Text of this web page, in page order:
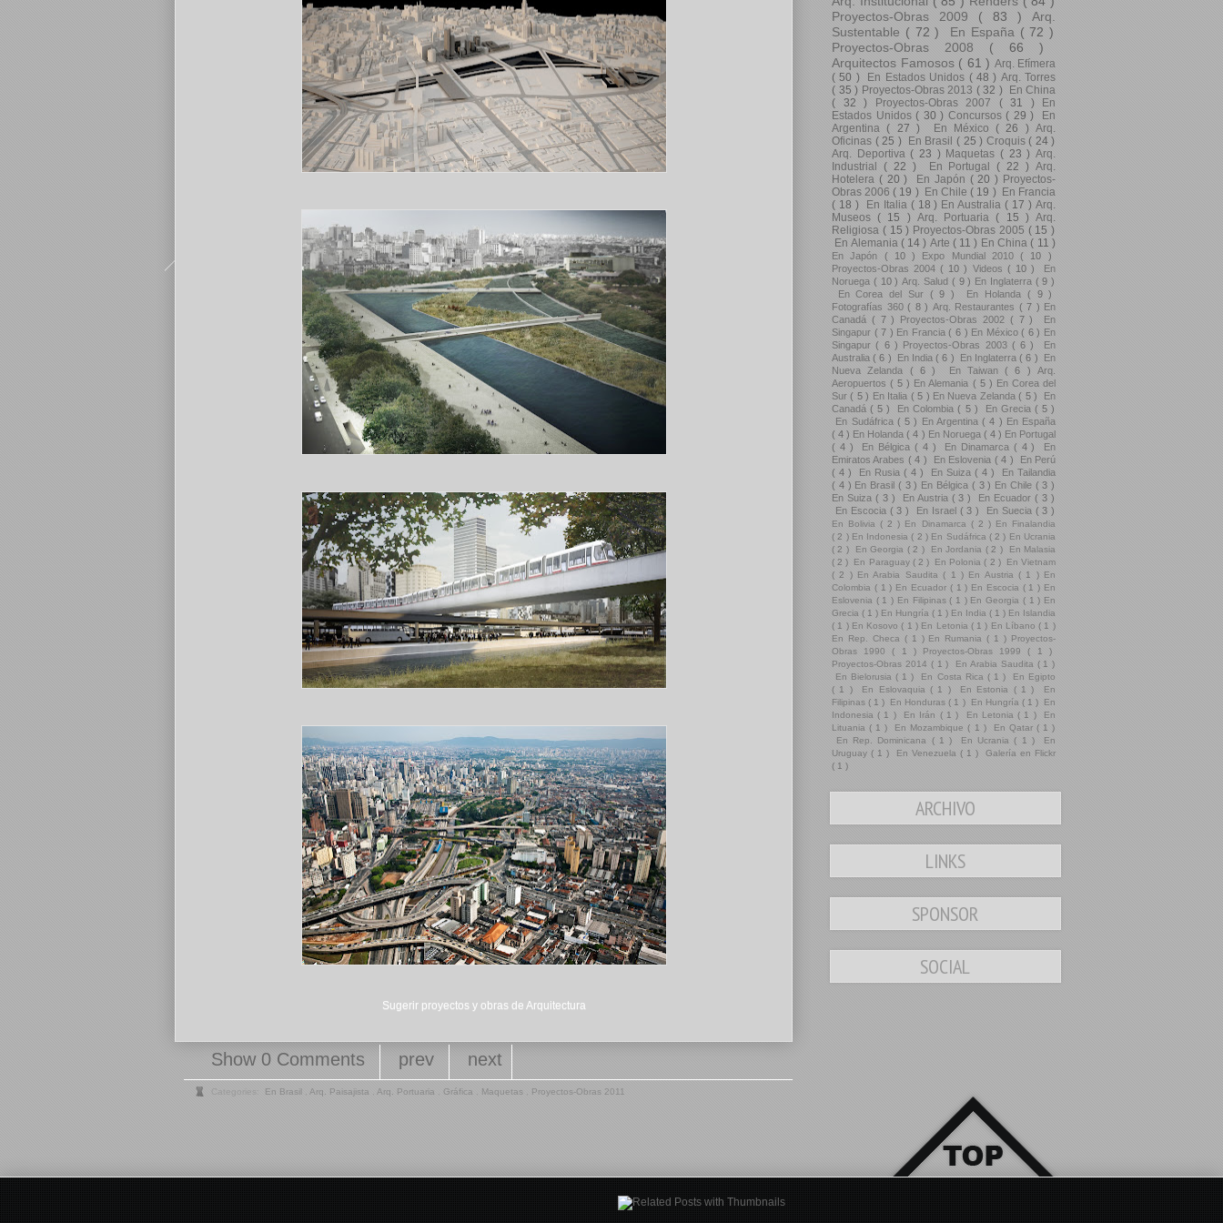
Proyectos-Obras 2009 ( 83 ) Arq.
Sustentable ( 72 ) En España ( 72 )
Proyectos-Obras 2008 ( 66 )
Arquitectos Famosos ( 61 ) Arq. Efímera
( 50 )
En Estados Unidos ( 48 ) Arq. Torres
( 35 ) Proyectos-Obras 2013 ( 32 )
En China
( 32 )
Proyectos-Obras 2007 ( 31 )
En
Estados Unidos ( 30 ) Concursos ( 29 )
En
Argentina( 27 ) En México( 26 )Arq.
Oficinas ( 25 ) En Brasil( 25 ) Croquis( 24 )
Arq. Deportiva( 23 ) Maquetas( 23 )Arq.
Industrial ( 22 ) En Portugal( 22 )Arq.
Hotelera ( 20 ) En Japón ( 20 ) Proyectos-
Obras 2006( 19 ) En Chile( 19 )
En Francia
( 18 )
En Italia ( 18 ) En Australia( 17 )Arq.
Museos( 15 ) Arq. Portuaria( 15 )Arq.
Religiosa ( 15 ) Proyectos-Obras 2005 ( 15 )
En Alemania ( 14 ) Arte ( 11 ) En China( 11 )
En Japón ( 10 ) Expo Mundial 2010( 10 )
Proyectos-Obras 2004( 10 ) Videos ( 10 )
En
Noruega ( 10 )Arq. Salud ( 9 ) En Inglaterra ( 9 )
En Corea del Sur ( 9 ) En Holanda ( 9 )
Fotografías 360 ( 8 ) Arq. Restaurantes ( 7 ) En
Canadá ( 7 ) Proyectos-Obras 2002 ( 7 )
En
Singapur ( 7 ) En Francia( 6 ) En México ( 6 ) En
Singapur ( 6 ) Proyectos-Obras 2003 ( 6 )
En
Australia( 6 ) En India( 6 ) En Inglaterra ( 6 )
En
Nueva Zelanda ( 6 ) En Taiwan ( 6 )Arq.
Aeropuertos( 5 ) En Alemania ( 5 ) En Corea del
Sur ( 5 ) En Italia ( 5 ) En Nueva Zelanda( 5 )
En
Canadá( 5 ) En Colombia( 5 ) En Grecia ( 5 )
En Sudáfrica ( 5 ) En Argentina ( 4 ) En España
( 4 ) En Holanda( 4 ) En Noruega ( 4 ) En Portugal
( 4 )
En Bélgica ( 4 ) En Dinamarca ( 4 )
En
Emiratos Arabes ( 4 ) En Eslovenia ( 4 )
En Perú
( 4 )
En Rusia ( 4 ) En Suiza ( 4 )
En Tailandia
( 4 ) En Brasil ( 3 ) En Bélgica ( 3 ) En Chile ( 3 )
En Suiza ( 3 ) En Austria ( 3 ) En Ecuador( 3 )
En Escocia ( 3 ) En Israel ( 3 ) En Suecia ( 3 )
En Bolivia( 2 ) En Dinamarca ( 2 ) En Finalandia
( 2 ) En Indonesia( 2 ) En Sudáfrica ( 2 ) En Ucrania
( 2 )
En Georgia ( 2 ) En Jordania ( 2 )
En Malasia
( 2 )
En Paraguay ( 2 ) En Polonia( 2 )
En Vietnam
( 2 ) En Arabia Saudita( 1 ) En Austria ( 1 ) En
Colombia ( 1 ) En Ecuador ( 1 ) En Escocia ( 1 ) En
Eslovenia ( 1 ) En Filipinas( 1 ) En Georgia ( 1 ) En
Grecia ( 1 ) En Hungría ( 1 ) En India ( 1 ) En Islandia
( 1 ) En Kosovo( 1 ) En Letonia ( 1 ) En Líbano( 1 )
En Rep. Checa ( 1 ) En Rumania( 1 ) Proyectos-
Obras 1990( 1 ) Proyectos-Obras 1999( 1 )
Proyectos-Obras 2014 ( 1 ) En Arabia Saudita ( 1 )
En Bielorusia( 1 ) En Costa Rica ( 1 )
En Egipto
( 1 )
En Eslovaquia ( 1 ) En Estonia ( 1 )
En
Filipinas( 1 ) En Honduras( 1 ) En Hungría ( 1 )
En
Indonesia( 1 ) En Irán ( 1 ) En Letonia( 1 )
En
Lituania( 1 ) En Mozambique( 1 ) En Qatar ( 1 )
En Rep. Dominicana ( 1 ) En Ucrania( 1 )
En
Uruguay ( 1 ) En Venezuela ( 1 )
Galería en Flickr
( 1 )
ARCHIVO
LINKS
SPONSOR
SOCIAL
Sugerir proyectos y obras de Arquitectura
Show 0 Comments prev next
Categories: En Brasil Arq. Paisajista Arq. Portuaria Gráfica Maquetas Proyectos-Obras 2011